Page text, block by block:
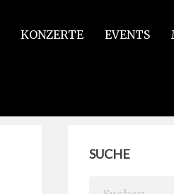
KONZERTE EVENTS
SUCHE
Search